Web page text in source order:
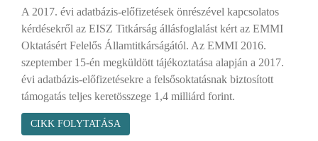
A 2017. évi adatbázis-előfizetések önrészével kapcsolatos
kérdésekről az EISZ Titkárság állásfoglalást kért az EMMI
Oktatásért Felelős Államtitkárságától. Az EMMI 2016.
szeptember 15-én megküldött tájékoztatása alapján a 2017.
évi adatbázis-előfizetésekre a felsősoktatásnak biztosított
támogatás teljes keretösszege 1,4 milliárd forint.
CIKK FOLYTATÁSA